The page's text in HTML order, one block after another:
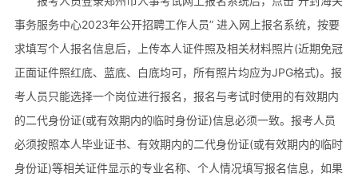
事务服务中心2023年公开招聘工作人员” 进入网上报名系统，按要
求填写个人报名信息后，上传本人证件照及相关材料照片(近期免冠
正面证件照红底、蓝底、白底均可，所有照片均应为JPG格式)。报
考人员只能选择一个岗位进行报名，报名与考试时使用的有效期内
的二代身份证(或有效期内的临时身份证)信息必须一致。报考人员
必须按照本人毕业证书、有效期内的二代身份证(或有效期内的临时
身份证)等相关证件显示的专业名称、个人情况填写报名信息，如果